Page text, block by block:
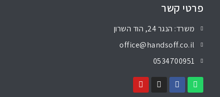
פרטי קשר
משרד: הנגר 24, הוד השרון
office@handsoff.co.il
0534700951